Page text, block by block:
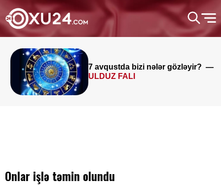
7 avqustda bizi nələr gözləyir? —
ULDUZ FALI
Onlar işlə təmin olundu